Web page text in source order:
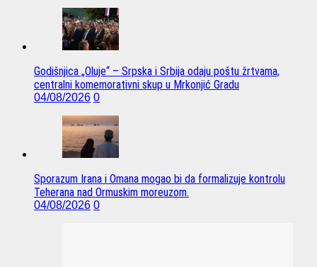
Godišnjica „Oluje“ – Srpska i Srbija odaju poštu žrtvama,
centralni komemorativni skup u Mrkonjić Gradu
04/08/2026 0
Sporazum Irana i Omana mogao bi da formalizuje kontrolu
Teherana nad Ormuskim moreuzom.
04/08/2026 0